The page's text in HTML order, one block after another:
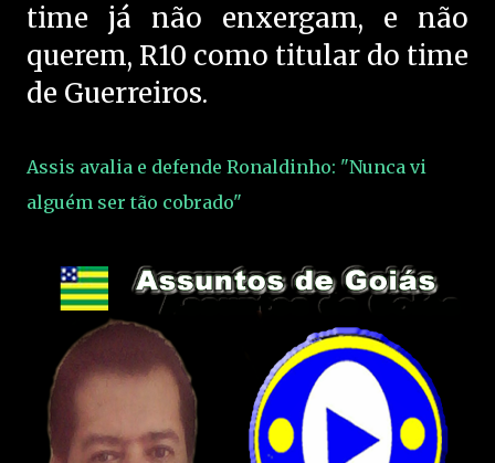
time já não enxergam, e não
querem, R10 como titular do time
de Guerreiros.
Assis avalia e defende Ronaldinho: "Nunca vi
alguém ser tão cobrado"